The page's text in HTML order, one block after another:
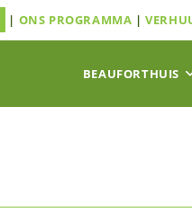
| ONS PROGRAMMA |
BEAUFORTHUIS